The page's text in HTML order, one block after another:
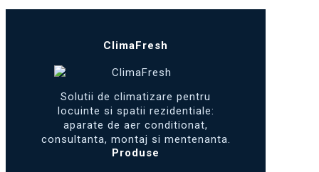
6.561 lei.
ClimaFresh
Solutii de climatizare pentru
locuinte si spatii rezidentiale:
aparate de aer conditionat,
consultanta, montaj si mentenanta.
Produse